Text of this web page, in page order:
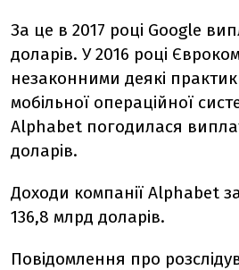
За це в 2017 році Google
доларів. У 2016 році
незаконними деякі
мобільної операційної
Alphabet погодилася
доларів.
Доходи компанії Alphabet
136,8 млрд доларів.
Повідомлення про